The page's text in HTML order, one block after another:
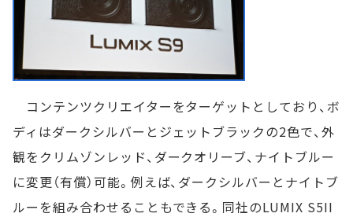
コンテンツクリエイターをターゲットとしており、ボ
ディはダークシルバーとジェットブラックの2色で、外
観をクリムゾンレッド、ダークオリーブ、ナイトブルー
に変更（有償）可能。例えば、ダークシルバーとナイトブ
ルーを組み合わせることもできる。同社のLUMIX S5II